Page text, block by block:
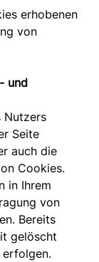
erhobenen
von
und
Nutzers
Seite
auch die
Cookies.
in Ihrem
von
Bereits
gelöscht